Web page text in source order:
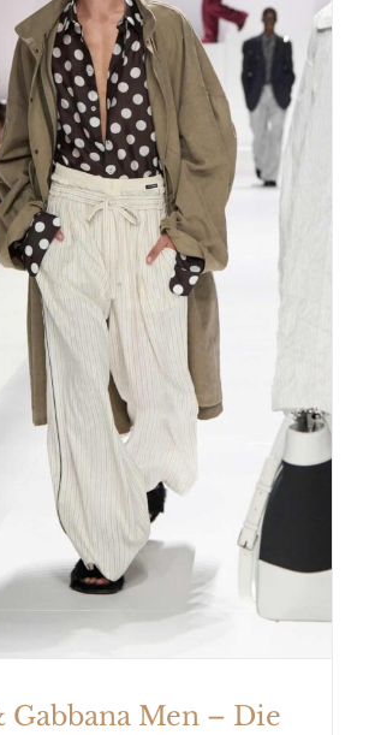
& Gabbana Men – Die
italienischen Lässigkeit
Gabbana Men – Die